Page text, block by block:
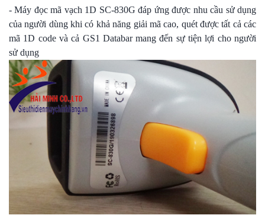
- Máy đọc mã vạch 1D SC-830G đáp ứng được nhu cầu sử dụng
của người dùng khi có khả năng giải mã cao, quét được tất cả các
mã 1D code và cả GS1 Databar mang đến sự tiện lợi cho người
sử dụng